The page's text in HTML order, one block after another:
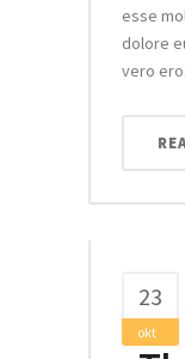
esse
dolore
vero
23
okt